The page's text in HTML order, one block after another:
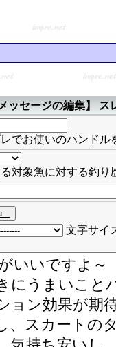
メッセージの編集】
でお使いのハンドル
対象魚に対する釣り
文字サイ